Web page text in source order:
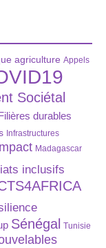
agriculture Appels
Sociétal
Filières durables
Infrastructures
Madagascar
inclusifs
Sénégal Tunisie